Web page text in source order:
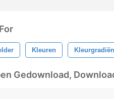
Kleuren
Gedownload,